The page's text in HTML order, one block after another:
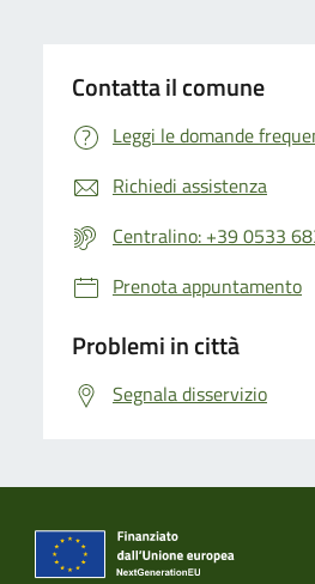
Contatta il comune
Leggi le domande
Richiedi assistenza
Centralino: +39 0533
Prenota appuntamento
Problemi in città
Segnala disservizio